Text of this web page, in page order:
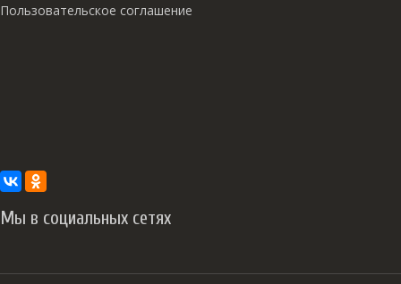
Пользовательское соглашение
Мы в социальных сетях